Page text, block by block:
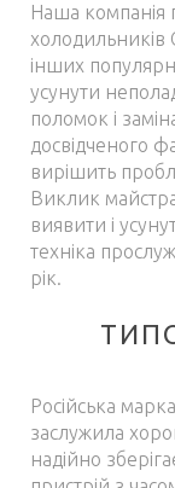
Наша компанія
холодильників
інших
усунути
поломок і
досвідченого
вирішить
Виклик
виявити і
техніка
рік.
Російська
заслужила
надійно